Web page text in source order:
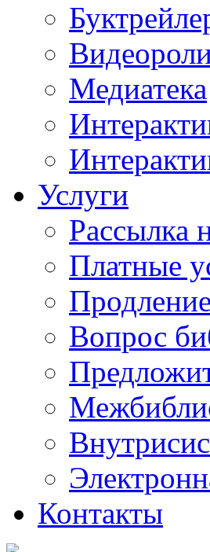
Медиатека
Услуги
Рассылка
Платные
Вопрос
Контакты